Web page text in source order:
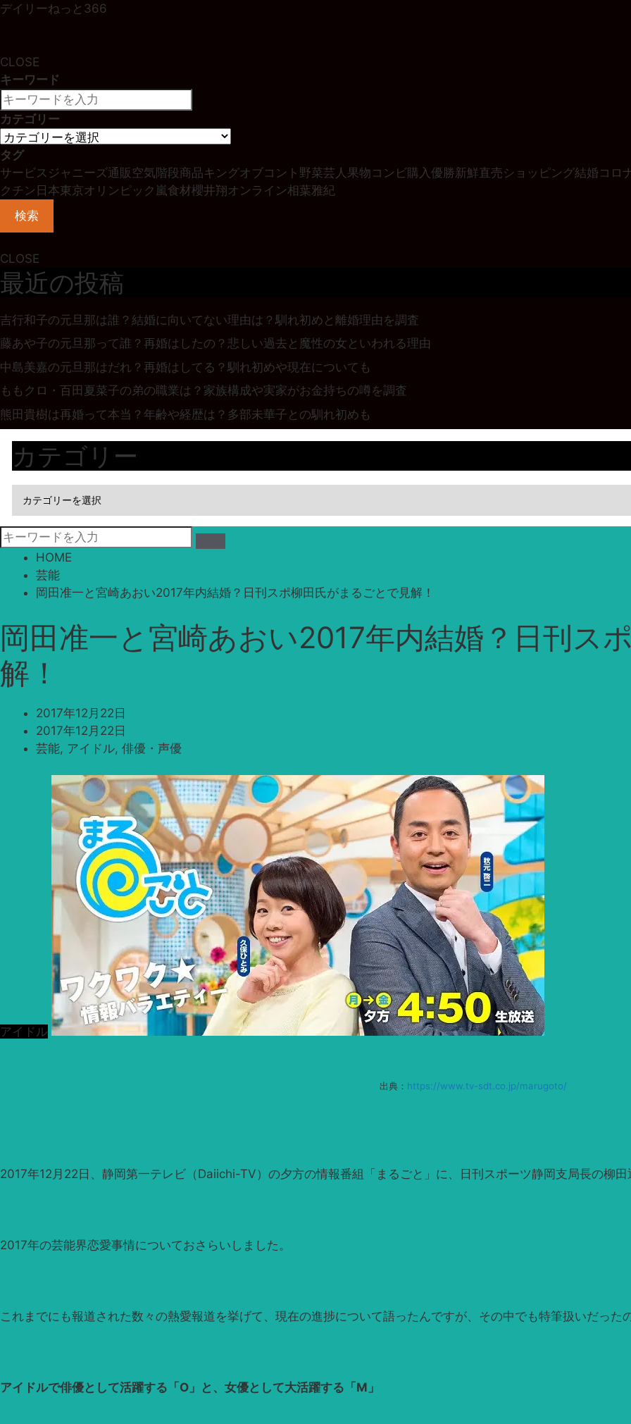
デイリーねっと366
CLOSE
キーワード
カテゴリー
タグ
サービス ジャニーズ通販 空気階段商品キングオブコント 野菜芸人 果物 コンビ購入 優勝新鮮直売ショッピング結婚 コロ
クチン 日本東京オリンピック 嵐 食材櫻井翔オンライン相葉雅紀
検索
CLOSE
最近の投稿
吉行和子の元旦那は誰？結婚に向いてない理由は？馴れ初めと離婚理由を調査
藤あや子の元旦那って誰？再婚はしたの？悲しい過去と魔性の女といわれる理由
中島美嘉の元旦那はだれ？再婚はしてる？馴れ初めや現在についても
ももクロ・百田夏菜子の弟の職業は？家族構成や実家がお金持ちの噂を調査
熊田貴樹は再婚って本当？年齢や経歴は？多部未華子との馴れ初めも
カテゴリー
HOME
芸能
岡田准一と宮崎あおい2017年内結婚？日刊スポ柳田氏がまるごとで見解！
岡田准一と宮崎あおい2017年内結婚？日刊ス
解！
2017年12月22日
2017年12月22日
芸能, アイドル, 俳優・声優
アイドル
出典： https://www.tv-sdt.co.jp/marugoto/
2017年12月22日、静岡第一テレビ（Daiichi-TV）の夕方の情報番組「まるごと」に、日刊スポーツ静岡支局長の柳田
2017年の芸能界恋愛事情についておさらいしました。
これまでにも報道された数々の熱愛報道を挙げて、現在の進捗について語ったんですが、その中でも特筆扱いだったの
アイドルで俳優として活躍する「O」と、女優として大活躍する「M」